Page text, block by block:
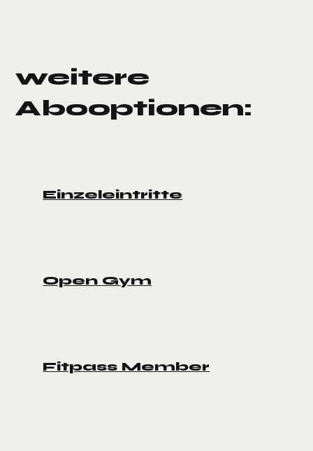
weitere
Abooptionen:
Einzeleintritte
Open Gym
Fitpass Member